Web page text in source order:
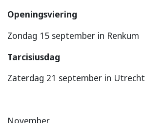
Openingsviering
Zondag 15 september in Renkum
Tarcisiusdag
Zaterdag 21 september in Utrecht
November